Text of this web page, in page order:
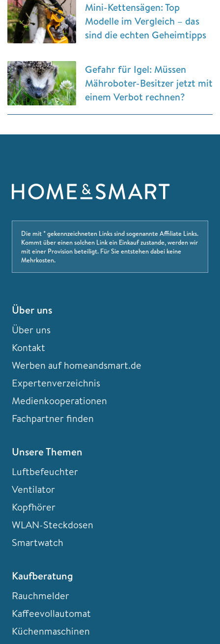
Mini-Kettensägen: Top
Modelle im Vergleich – das
sind die echten Geheimtipps
Gefahr für Igel: Müssen
Mähroboter-Besitzer jetzt mit
einem Verbot rechnen?
Die mit * gekennzeichneten Links sind sogenannte Affiliate Links.
Kommt über einen solchen Link ein Einkauf zustande, werden wir
mit einer Provision beteiligt. Für Sie entstehen dabei keine
Mehrkosten.
Über uns
Über uns
Kontakt
Werben auf homeandsmart.de
Expertenverzeichnis
Medienkooperationen
Fachpartner finden
Unsere Themen
Luftbefeuchter
Ventilator
Kopfhörer
WLAN-Steckdosen
Smartwatch
Kaufberatung
Rauchmelder
Kaffeevollautomat
Küchenmaschinen